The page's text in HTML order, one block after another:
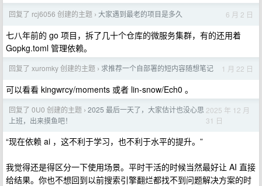
回复了 rcj6056 创建的主题 › 大家遇到最老的项目是多久 6 月 2 日
七八年前的 go 项目，拆了几十个仓库的微服务集群，有的还用着
Gopkg.toml 管理依赖。
回复了 xuromky 创建的主题 › 求推荐一个自部署的短内容随想笔记 1 月 22 日
可以看看 kingwrcy/moments 或者 lin-snow/Ech0 。
回复了 0U0 创建的主题 › 2025 最后一天了，大家估计也没心思
上班，出来摸鱼吧！
2025 年 12 月
31 日
“现在依赖 ai ，这不利于学习，也不利于水平的提升。”
我觉得还是得区分一下使用场景。平时干活的时候当然最好让 AI 直接
给结果。你也不想回到以前搜索引擎翻烂都找不到问题解决方案的时